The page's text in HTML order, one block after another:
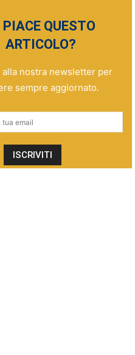
QUESTO
ARTICOLO?
nostra newsletter per
sempre aggiornato.